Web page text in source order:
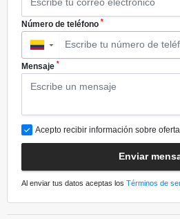
Número de teléfono *
▼
Mensaje *
Acepto recibir información sobre
Enviar
Al enviar tus datos aceptas los Términos de